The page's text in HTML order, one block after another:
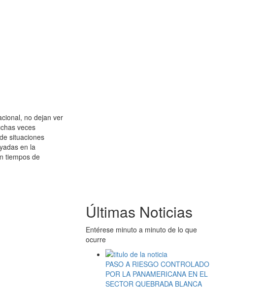
no dejan ver
veces
situaciones
en la
tiempos de
Últimas Noticias
Entérese minuto a minuto de lo que
ocurre
PASO A RIESGO CONTROLADO
POR LA PANAMERICANA EN EL
SECTOR QUEBRADA BLANCA